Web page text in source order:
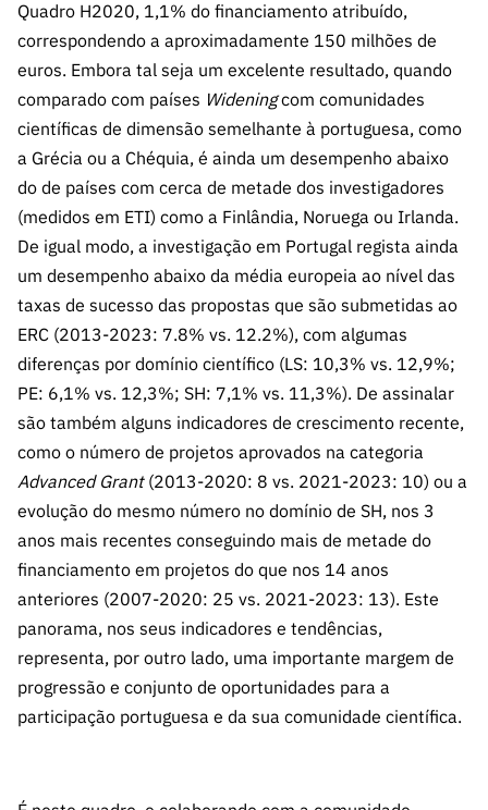
Quadro H2020, 1,1% do financiamento atribuído,
correspondendo a aproximadamente 150 milhões de
euros. Embora tal seja um excelente resultado, quando
comparado com países Wideningcom comunidades
científicas de dimensão semelhante à portuguesa, como
a Grécia ou a Chéquia, é ainda um desempenho abaixo
do de países com cerca de metade dos investigadores
(medidos em ETI) como a Finlândia, Noruega ou Irlanda.
De igual modo, a investigação em Portugal regista ainda
um desempenho abaixo da média europeia ao nível das
taxas de sucesso das propostas que são submetidas ao
ERC (2013-2023: 7.8% vs. 12.2%), com algumas
diferenças por domínio científico (LS: 10,3% vs. 12,9%;
PE: 6,1% vs. 12,3%; SH: 7,1% vs. 11,3%). De assinalar
são também alguns indicadores de crescimento recente,
como o número de projetos aprovados na categoria
Advanced Grant(2013-2020: 8 vs. 2021-2023: 10) ou a
evolução do mesmo número no domínio de SH, nos 3
anos mais recentes conseguindo mais de metade do
financiamento em projetos do que nos 14 anos
anteriores (2007-2020: 25 vs. 2021-2023: 13). Este
panorama, nos seus indicadores e tendências,
representa, por outro lado, uma importante margem de
progressão e conjunto de oportunidades para a
participação portuguesa e da sua comunidade científica.